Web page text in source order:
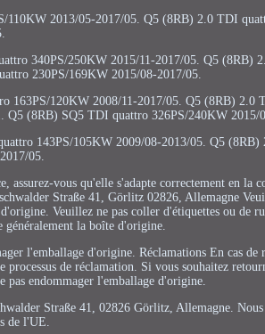
2013/05-2017/05. Q5 (8RB) 2.0 TDI
340PS/250KW 2015/11-2017/05. Q5 (8RB)
230PS/169KW 2015/08-2017/05.
163PS/120KW 2008/11-2017/05. Q5 (8RB) 2.0
(8RB) SQ5 TDI quattro 326PS/240KW 2015/
143PS/105KW 2009/08-2013/05. Q5
05.
vous qu'elle s'adapte correctement en la
Straße 41, Görlitz 02826, Allemagne
Veuillez ne pas coller d'étiquettes ou de
la boîte d'origine.
l'emballage d'origine. Réclamations En cas de
processus de réclamation. Si vous souhaitez
endommager l'emballage d'origine.
Straße 41, 02826 Görlitz, Allemagne. Nous
de l'UE.